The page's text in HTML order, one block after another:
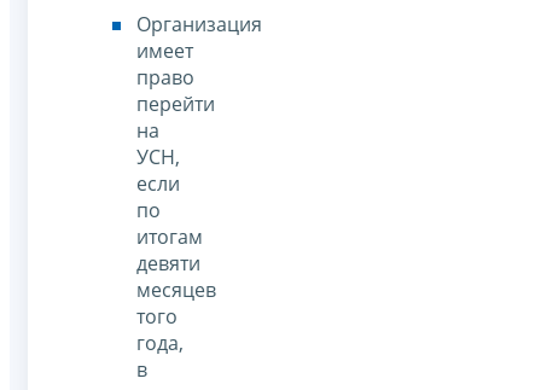
Организация
имеет
право
перейти
на
УСН,
если
по
итогам
девяти
месяцев
того
года,
в